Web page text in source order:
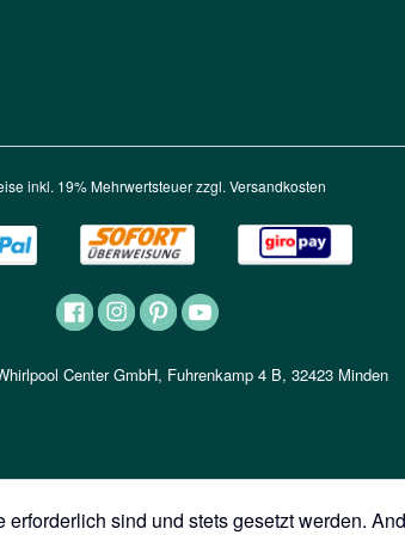
inkl. 19% Mehrwertsteuer zzgl. Versandkosten
Center GmbH, Fuhrenkamp 4 B, 32423 Minden
sind und stets gesetzt werden.